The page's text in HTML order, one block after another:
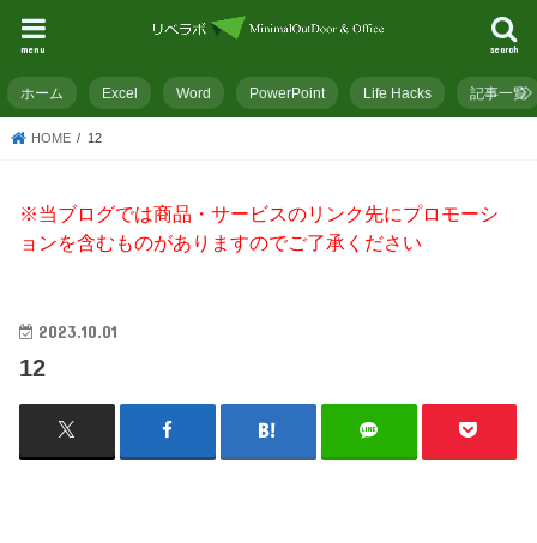
search
menu
ホーム Excel Word PowerPoint Life Hacks 記事一覧
HOME 12
※当ブログでは商品・サービスのリンク先にプロモーシ
ョンを含むものがありますのでご了承ください
2023.10.01
12